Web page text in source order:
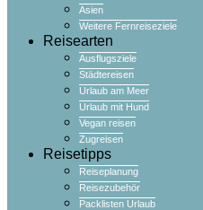
Asien
Weitere Fernreiseziele
Reisearten
Ausflugsziele
Städtereisen
Urlaub am Meer
Urlaub mit Hund
Vegan reisen
Zugreisen
Reisetipps
Reiseplanung
Reisezubehör
Packlisten Urlaub